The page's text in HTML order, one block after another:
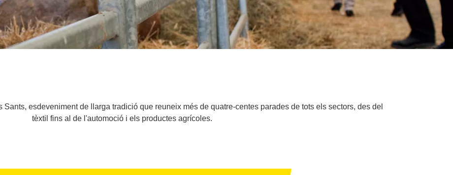
esdeveniment de llarga tradició que reuneix més de quatre-centes parades de tots els sectors, des del
tèxtil fins al de l'automoció i els productes agrícoles.